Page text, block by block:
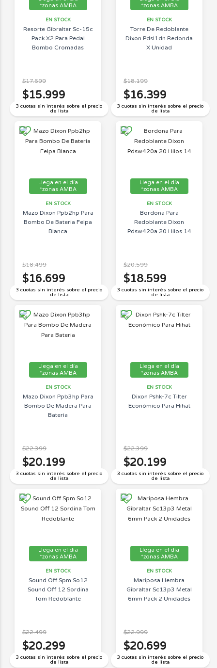
*zonas AMBA
EN STOCK
Resorte Gibraltar Sc-15c
Pack X2 Para Pedal
Bombo Cromadas
3 cuotas sin interés sobre el precio
de lista
$17.699
$15.999
*zonas AMBA
EN STOCK
Torre De Redoblante
Dixon Pdsl1dn Redonda
X Unidad
3 cuotas sin interés sobre el precio
de lista
$18.199
$16.399
Llega en el día
*zonas AMBA
EN STOCK
Mazo Dixon Ppb2hp Para
Bombo De Bateria Felpa
Blanca
3 cuotas sin interés sobre el precio
de lista
$18.499
$16.699
Llega en el día
*zonas AMBA
EN STOCK
Bordona Para
Redoblante Dixon
Pdsw420a 20 Hilos 14
3 cuotas sin interés sobre el precio
de lista
$20.599
$18.599
Llega en el día
*zonas AMBA
EN STOCK
Mazo Dixon Ppb3hp Para
Bombo De Madera Para
Bateria
3 cuotas sin interés sobre el precio
de lista
$22.399
$20.199
Llega en el día
*zonas AMBA
EN STOCK
Dixon Pshk-7c Tilter
Económico Para Hihat
3 cuotas sin interés sobre el precio
de lista
$22.399
$20.199
Llega en el día
*zonas AMBA
EN STOCK
Sound Off Spm So12
Sound Off 12 Sordina
Tom Redoblante
3 cuotas sin interés sobre el precio
de lista
$22.499
$20.299
Llega en el día
*zonas AMBA
EN STOCK
Mariposa Hembra
Gibraltar Sc13p3 Metal
6mm Pack 2 Unidades
3 cuotas sin interés sobre el precio
de lista
$22.999
$20.699